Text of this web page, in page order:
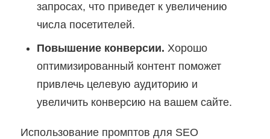
запросах, что приведет к увеличению
числа посетителей.
Повышение конверсии. Хорошо
оптимизированный контент поможет
привлечь целевую аудиторию и
увеличить конверсию на вашем сайте.
Использование промптов для SEO